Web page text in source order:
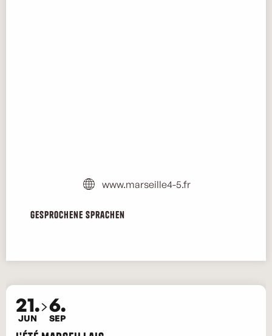
www.marseille4-5.fr
Gesprochene Sprachen
Gesprochene Sprachen
21.
JUN
6.
SEP